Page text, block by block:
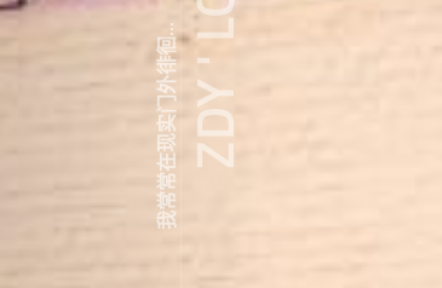
我常常在现实门外徘徊...